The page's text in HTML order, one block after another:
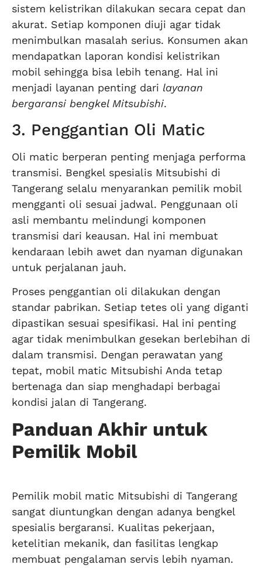
sistem kelistrikan dilakukan secara cepat dan
akurat. Setiap komponen diuji agar tidak
menimbulkan masalah serius. Konsumen akan
mendapatkan laporan kondisi kelistrikan
mobil sehingga bisa lebih tenang. Hal ini
menjadi layanan penting dari layanan
bergaransi bengkel Mitsubishi.
3. Penggantian Oli Matic
Oli matic berperan penting menjaga performa
transmisi. Bengkel spesialis Mitsubishi di
Tangerang selalu menyarankan pemilik mobil
mengganti oli sesuai jadwal. Penggunaan oli
asli membantu melindungi komponen
transmisi dari keausan. Hal ini membuat
kendaraan lebih awet dan nyaman digunakan
untuk perjalanan jauh.
Proses penggantian oli dilakukan dengan
standar pabrikan. Setiap tetes oli yang diganti
dipastikan sesuai spesifikasi. Hal ini penting
agar tidak menimbulkan gesekan berlebihan di
dalam transmisi. Dengan perawatan yang
tepat, mobil matic Mitsubishi Anda tetap
bertenaga dan siap menghadapi berbagai
kondisi jalan di Tangerang.
Panduan Akhir untuk
Pemilik Mobil
Pemilik mobil matic Mitsubishi di Tangerang
sangat diuntungkan dengan adanya bengkel
spesialis bergaransi. Kualitas pekerjaan,
ketelitian mekanik, dan fasilitas lengkap
membuat pengalaman servis lebih nyaman.